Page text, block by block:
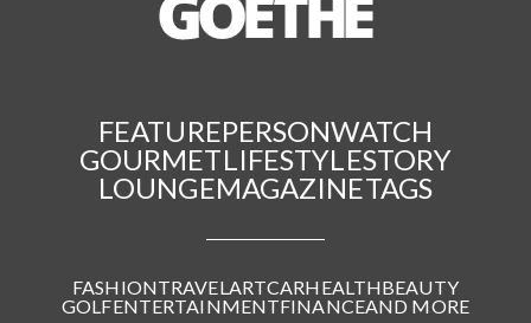
FEATUREPERSONWATCH
GOURMETLIFESTYLESTORY
LOUNGEMAGAZINETAGS
FASHIONTRAVELARTCARHEALTHBEAUTY
GOLFENTERTAINMENTFINANCEAND MORE